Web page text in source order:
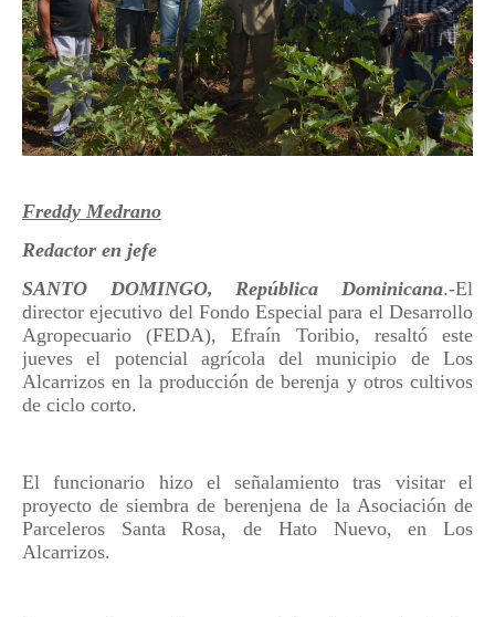
Freddy Medrano
Redactor en jefe
SANTO DOMINGO, República
Dominicana.-El
director ejecutivo del Fondo Especial para el Desarrollo
Agropecuario (FEDA), Efraín Toribio, resaltó este
jueves el potencial agrícola del municipio de Los
Alcarrizos en la producción de berenja y otros cultivos
de ciclo corto.
El funcionario hizo el señalamiento tras visitar el
proyecto de siembra de berenjena de la Asociación de
Parceleros Santa Rosa, de Hato Nuevo, en Los
Alcarrizos.